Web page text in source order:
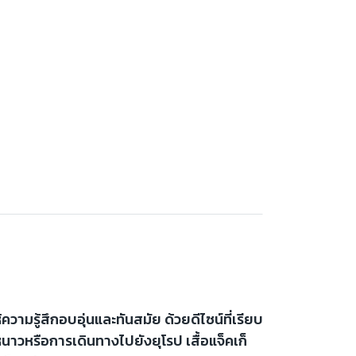
วามรู้สึกอบอุ่นและทันสมัย ด้วยดีไซน์ที่เรียบ
วหรือการเดินทางไปยังยุโรป เสื้อแจ็คเก็